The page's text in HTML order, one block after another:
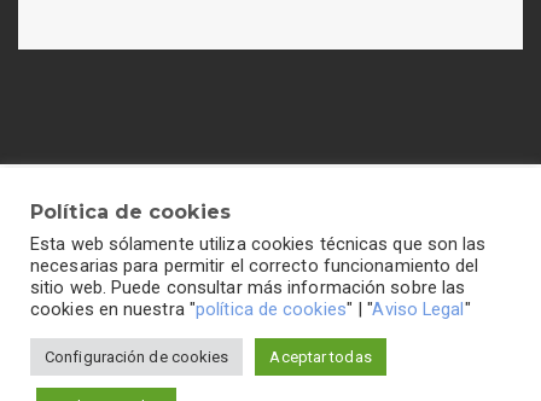
Política de cookies-Política de privacidad-Aviso legal
Colegio Hogar del Buen Consejo©2026 Todos los
Política de cookies
Esta web sólamente utiliza cookies técnicas que son las
necesarias para permitir el correcto funcionamiento del
sitio web. Puede consultar más información sobre las
cookies en nuestra "política de cookies" | "Aviso Legal"
Configuración de cookies Aceptar todas